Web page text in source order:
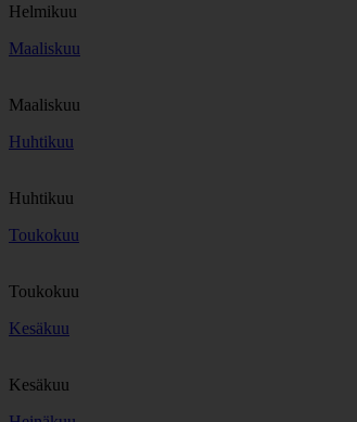
Helmikuu
Maaliskuu
Maaliskuu
Huhtikuu
Huhtikuu
Toukokuu
Toukokuu
Kesäkuu
Kesäkuu